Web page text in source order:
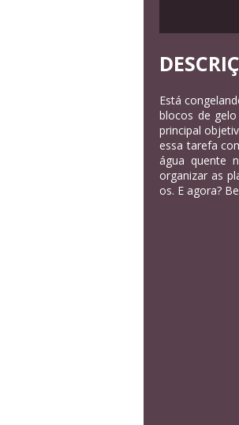
Está
blocos de
principal
essa tarefa
água quente
organizar as
os. E agora?